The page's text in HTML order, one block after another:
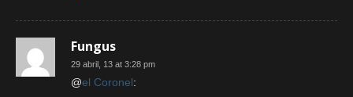
Fungus
29 abril, 13 at 3:28 pm
@el Coronel: